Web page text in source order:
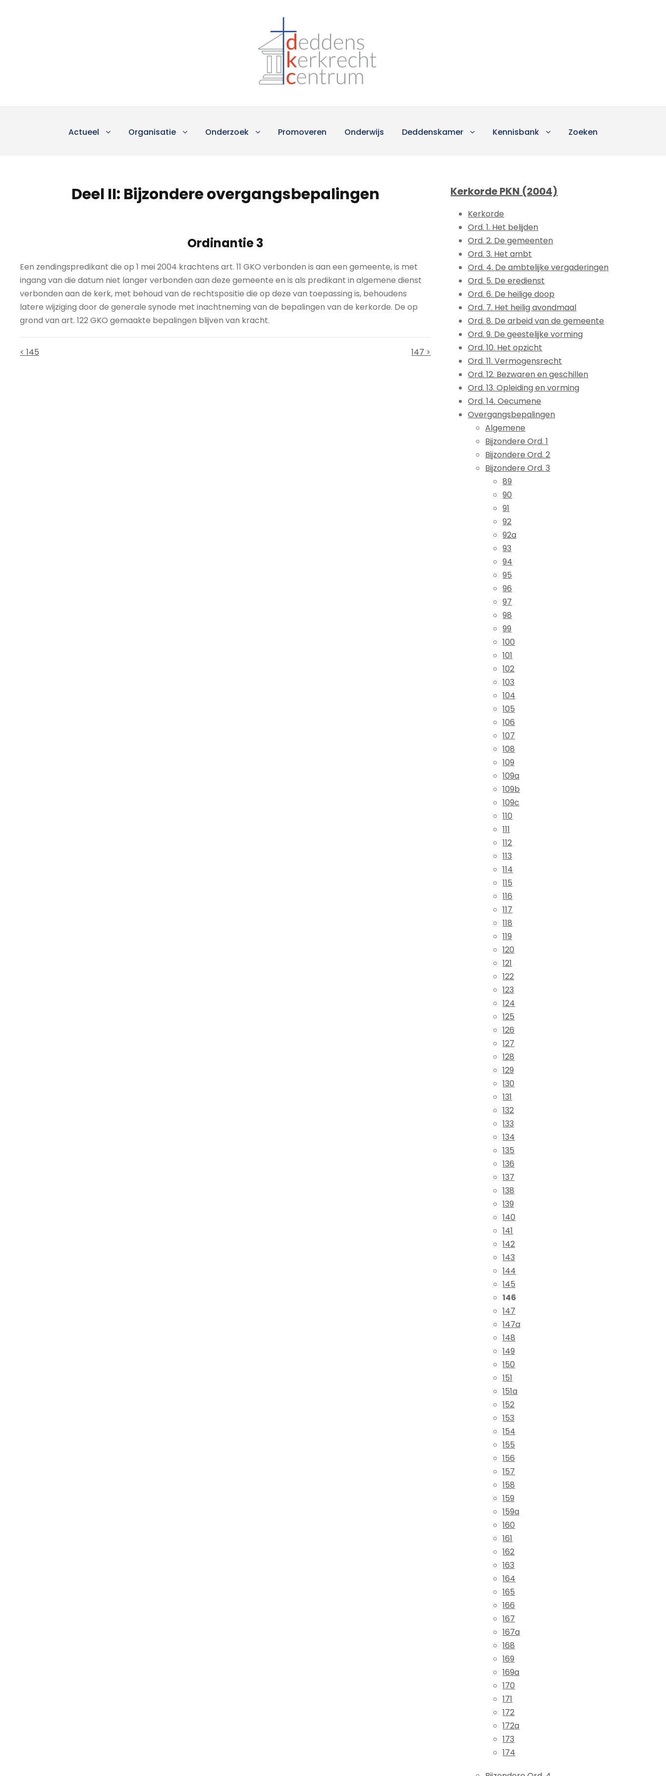
Actueel Organisatie Onderzoek Promoveren Onderwijs Deddenskamer Kennisbank Zoeken
Deel II: Bijzondere overgangsbepalingen
Ordinantie 3
Een zendingspredikant die op 1 mei 2004 krachtens art. 11 GKO verbonden is aan een gemeente, is met
ingang van die datum niet langer verbonden aan deze gemeente en is als predikant in algemene dienst
verbonden aan de kerk, met behoud van de rechtspositie die op deze van toepassing is, behoudens
latere wijziging door de generale synode met inachtneming van de bepalingen van de kerkorde. De op
grond van art. 122 GKO gemaakte bepalingen blijven van kracht.
< 145 147 >
Kerkorde PKN (2004)
Kerkorde
Ord. 1. Het belijden
Ord. 2. De gemeenten
Ord. 3. Het ambt
Ord. 4. De ambtelijke vergaderingen
Ord. 5. De eredienst
Ord. 6. De heilige doop
Ord. 7. Het heilig avondmaal
Ord. 8. De arbeid van de gemeente
Ord. 9. De geestelijke vorming
Ord. 10. Het opzicht
Ord. 11. Vermogensrecht
Ord. 12. Bezwaren en geschillen
Ord. 13. Opleiding en vorming
Ord. 14. Oecumene
Overgangsbepalingen
Algemene
Bijzondere Ord. 1
Bijzondere Ord. 2
Bijzondere Ord. 3
89
90
91
92
92a
93
94
95
96
97
98
99
100
101
102
103
104
105
106
107
108
109
109a
109b
109c
110
111
112
113
114
115
116
117
118
119
120
121
122
123
124
125
126
127
128
129
130
131
132
133
134
135
136
137
138
139
140
141
142
143
144
145
146
147
147a
148
149
150
151
151a
152
153
154
155
156
157
158
159
159a
160
161
162
163
164
165
166
167
167a
168
169
169a
170
171
172
172a
173
174